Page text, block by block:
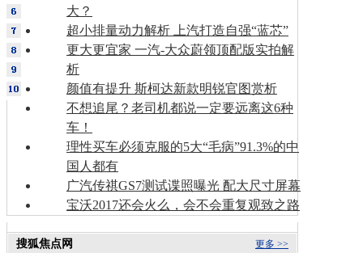
大？
超小排量动力解析 上汽打造自强“蓝芯”
更大更宜家 一汽-大众蔚领顶配版实拍解
析
颜值有提升 斯柯达新款明锐官图赏析
不想追尾？老司机都说一定要远离这6种
车！
理性买车必须克服的5大“毛病”91.3%的中
国人都有
广汽传祺GS7测试谍照曝光 配大尺寸屏幕
宝沃2017还会火么，会不会重复观致之路
更多 >>
搜狐焦点网